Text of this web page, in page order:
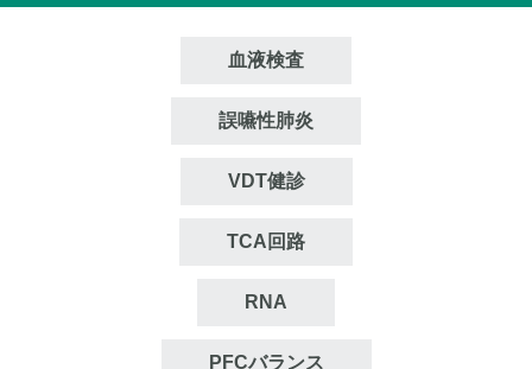
血液検査
誤嚥性肺炎
VDT健診
TCA回路
RNA
PFCバランス